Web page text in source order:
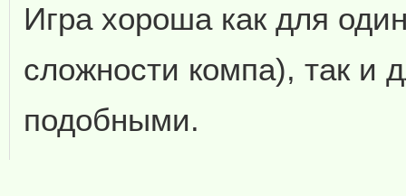
Игра хороша как для
сложности компа), так и
подобными.